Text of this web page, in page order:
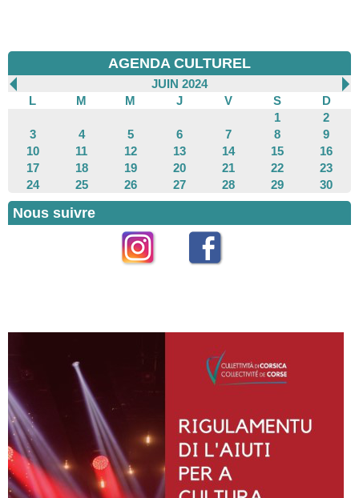
AGENDA CULTUREL
JUIN 2024
L
M M J V S
D
1
2
3
4 5 6 7 8
9
10
11 12 13 14 15
16
17
18 19 20 21 22
23
24
25 26 27 28 29 30
Nous suivre